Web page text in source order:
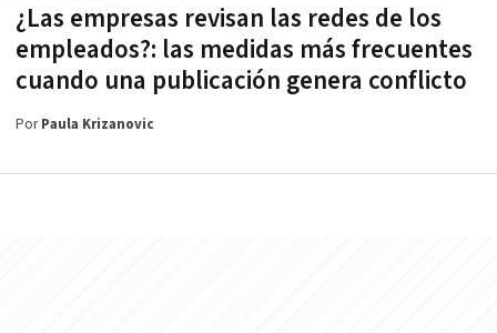
¿Las empresas revisan las redes de los
empleados?: las medidas más frecuentes
cuando una publicación genera conflicto
PorPaula Krizanovic